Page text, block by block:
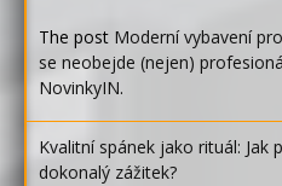
The post Moderní vybavení
se neobejde (nejen)
NovinkyIN.
Kvalitní spánek jako rituál: Jak
dokonalý zážitek?